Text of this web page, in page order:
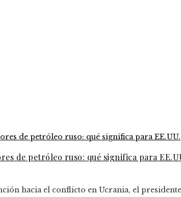
de petróleo ruso: qué significa para
hacia el conflicto en Ucrania, el